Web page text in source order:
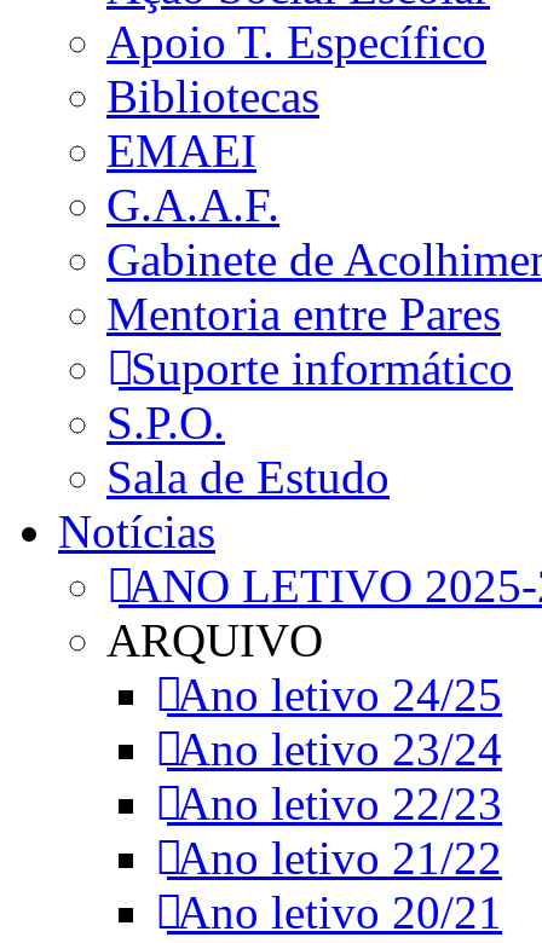
Apoio T. Específico
Bibliotecas
EMAEI
G.A.A.F.
Gabinete de
Mentoria entre Pares
Suporte informático
S.P.O.
Sala de Estudo
Notícias
ANO LETIVO
ARQUIVO
Ano letivo 24/25
Ano letivo 23/24
Ano letivo 22/23
Ano letivo 21/22
Ano letivo 20/21